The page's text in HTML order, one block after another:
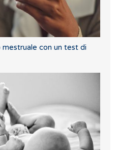
mestruale con un test di